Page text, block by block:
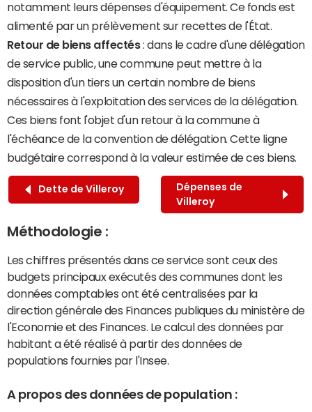
notamment leurs dépenses d'équipement. Ce fonds est
alimenté par un prélèvement sur recettes de l'État.
Retour de biens affectés: dans le cadre d'une délégation
de service public, une commune peut mettre à la
disposition d'un tiers un certain nombre de biens
nécessaires à l'exploitation des services de la délégation.
Ces biens font l'objet d'un retour à la commune à
l'échéance de la convention de délégation. Cette ligne
budgétaire correspond à la valeur estimée de ces biens.
Dette de Villeroy
Dépenses de
Villeroy
Méthodologie :
Les chiffres présentés dans ce service sont ceux des
budgets principaux exécutés des communes dont les
données comptables ont été centralisées par la
direction générale des Finances publiques du ministère de
l'Economie et des Finances. Le calcul des données par
habitant a été réalisé à partir des données de
populations fournies par l'Insee.
A propos des données de population :